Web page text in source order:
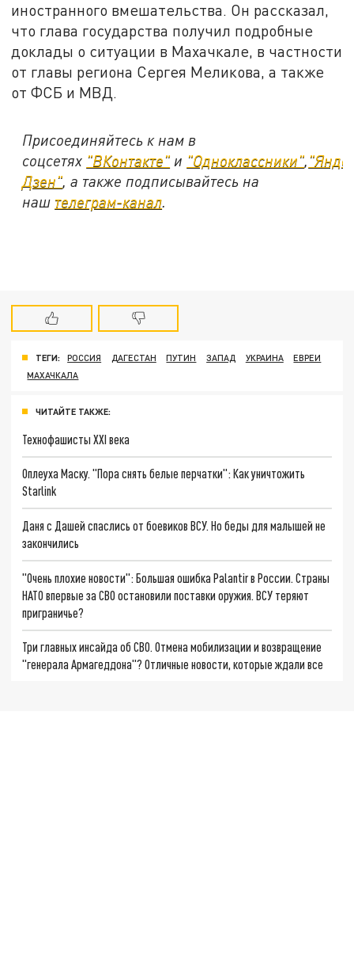
иностранного вмешательства. Он рассказал,
что глава государства получил подробные
доклады о ситуации в Махачкале, в частности
от главы региона Сергея Меликова, а также
от ФСБ и МВД.
Присоединяйтесь к нам в
соцсетях "ВКонтакте" и "Одноклассники",
Дзен", а также подписывайтесь на
наш телеграм-канал.
ТЕГИ: РОССИЯ ДАГЕСТАН ПУТИН ЗАПАД УКРАИНА
ЕВРЕИ
МАХАЧКАЛА
ЧИТАЙТЕ ТАКЖЕ:
Технофашисты XXI века
Оплеуха Маску. "Пора снять белые перчатки": Как уничтожить
Starlink
Даня с Дашей спаслись от боевиков ВСУ. Но беды для малышей не
закончились
"Очень плохие новости": Большая ошибка Palantir в России. Страны
НАТО впервые за СВО остановили поставки оружия. ВСУ теряют
приграничье?
Три главных инсайда об СВО. Отмена мобилизации и возвращение
"генерала Армагеддона"? Отличные новости, которые ждали все